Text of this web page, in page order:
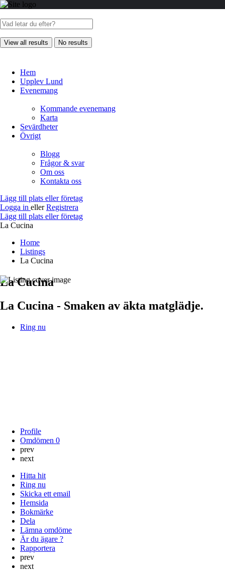
View all results No results
Hem
Upplev Lund
Evenemang
Kommande evenemang
Karta
Sevärdheter
Övrigt
Blogg
Frågor & svar
Om oss
Kontakta oss
Lägg till plats eller företag
Logga in eller Registrera
Lägg till plats eller företag
La Cucina
Home
Listings
La Cucina
La Cucina
La Cucina - Smaken av äkta matglädje.
Ring nu
Profile
Omdömen 0
prev
next
Hitta hit
Ring nu
Skicka ett email
Hemsida
Bokmärke
Dela
Lämna omdöme
Är du ägare ?
Rapportera
prev
next